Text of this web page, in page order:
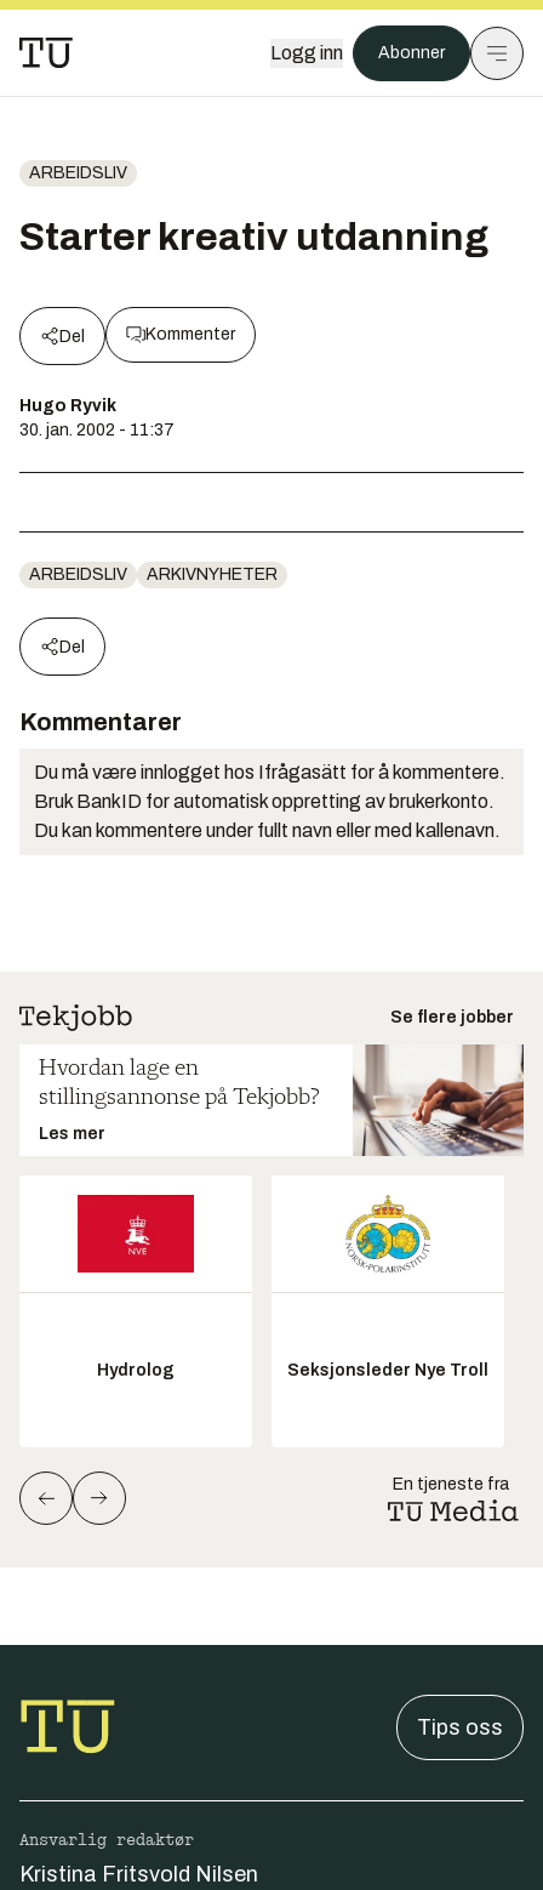
Logg inn Abonner
ARBEIDSLIV
Starter kreativ utdanning
Del Kommenter
Hugo Ryvik
30. jan. 2002 - 11:37
ARBEIDSLIV ARKIVNYHETER
Del
Kommentarer
Du må være innlogget hos Ifrågasätt for å kommentere.
Bruk BankID for automatisk oppretting av brukerkonto.
Du kan kommentere under fullt navn eller med kallenavn.
Se flere jobber
Hvordan lage en
stillingsannonse på Tekjobb?
Les mer
Hydrolog Seksjonsleder Nye Troll
En tjeneste fra
Tips oss
Ansvarlig redaktør
Kristina Fritsvold Nilsen